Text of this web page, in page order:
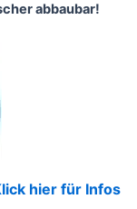
abbaubar!
hier für Infos